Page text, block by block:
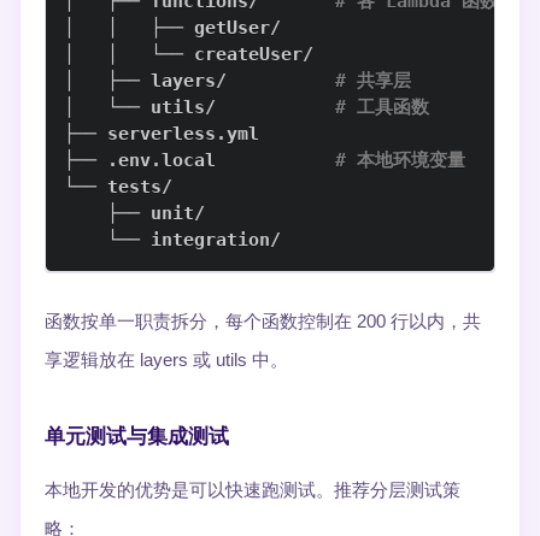
│   ├── layers/ # 共享层
│   └── utils/ # 工具函数
├── .env.local # 本地环境变量
    └── integration/
函数按单一职责拆分，每个函数控制在 200 行以内，共
享逻辑放在 layers 或 utils 中。
单元测试与集成测试
本地开发的优势是可以快速跑测试。推荐分层测试策
略：